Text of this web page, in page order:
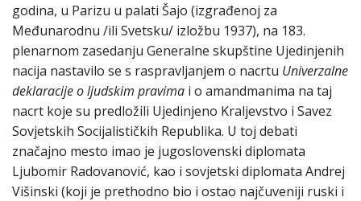
godina, u Parizu u palati Šajo (izgrađenoj za
Međunarodnu /ili Svetsku/ izložbu 1937), na 183.
plenarnom zasedanju Generalne skupštine Ujedinjenih
nacija nastavilo se s raspravljanjem o nacrtu Univerzalne
deklaracije o ljudskim pravima i o amandmanima na taj
nacrt koje su predložili Ujedinjeno Kraljevstvo i Savez
Sovjetskih Socijalističkih Republika. U toj debati
značajno mesto imao je jugoslovenski diplomata
Ljubomir Radovanović, kao i sovjetski diplomata Andrej
Višinski (koji je prethodno bio i ostao najčuveniji ruski i